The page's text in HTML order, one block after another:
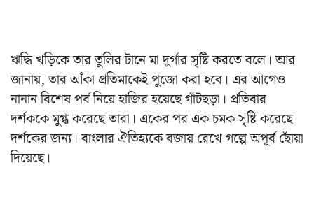
ঋদ্ধি খড়িকে তার তুলির টানে মা দুর্গার সৃষ্টি করতে বলে। আর
জানায়, তার আঁকা প্রতিমাকেই পুজো করা হবে। এর আগেও
নানান বিশেষ পর্ব নিয়ে হাজির হয়েছে গাঁটছড়া। প্রতিবার
দর্শককে মুগ্ধ করেছে তারা। একের পর এক চমক সৃষ্টি করেছে
দর্শকের জন্য। বাংলার ঐতিহ্যকে বজায় রেখে গল্পে অপূর্ব ছোঁয়া
দিয়েছে।